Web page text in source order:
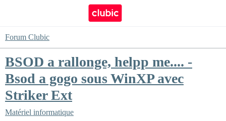
Forum Clubic
BSOD a rallonge, helpp me.... -
Bsod a gogo sous WinXP avec
Striker Ext
Matériel informatique